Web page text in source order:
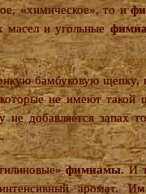
«химическое», то и
масел и угольные
бамбуковую щепку,
не имеют такой
добавляется запах
.
фимиамы. И
аромат.